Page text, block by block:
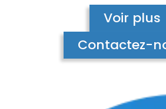
Voir plus
Contactez-